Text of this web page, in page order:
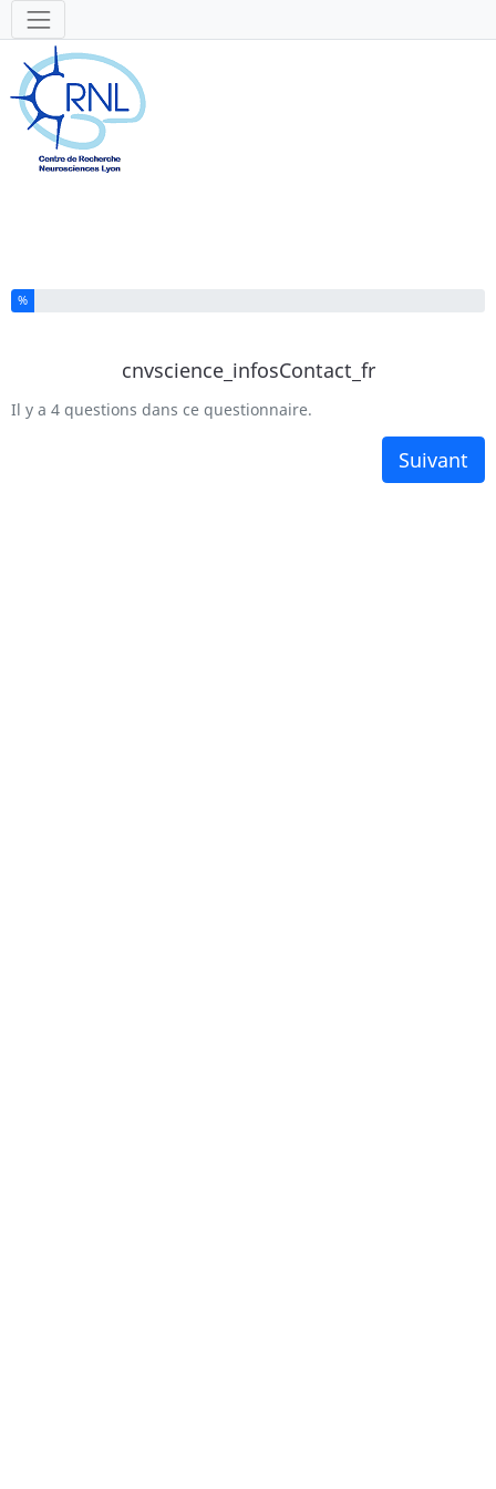
Outils
Vous avez complété % de ce questionnaire.
%
cnvscience_infosContact_fr
Il y a 4 questions dans ce questionnaire.
Suivant